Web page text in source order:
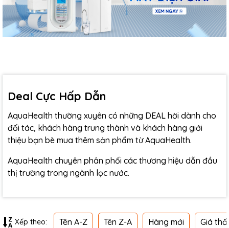
Deal Cực Hấp Dẫn
AquaHealth thường xuyên có những DEAL hời dành cho
đối tác, khách hàng trung thành và khách hàng giới
thiệu bạn bè mua thêm sản phẩm từ AquaHealth.
AquaHealth chuyên phân phối các thương hiệu dẫn đầu
thị trường trong ngành lọc nước.
Xếp theo: Tên A-Z Tên Z-A Hàng mới Giá